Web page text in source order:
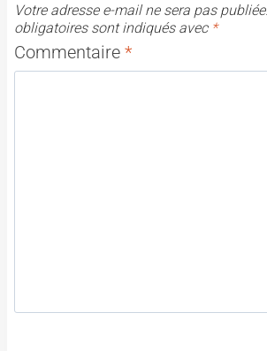
Votre adresse e-mail ne sera pas publiée.
obligatoires sont indiqués avec *
Commentaire *